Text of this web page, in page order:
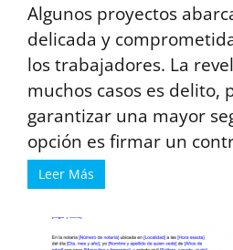
Algunos proyectos
delicada y
los trabajadores. La
muchos casos es delito,
garantizar una mayor
opción es firmar un
Leer Más